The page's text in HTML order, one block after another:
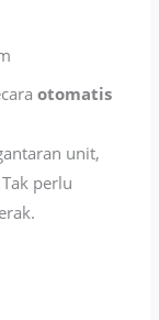
otomatis
unit,
Tak perlu